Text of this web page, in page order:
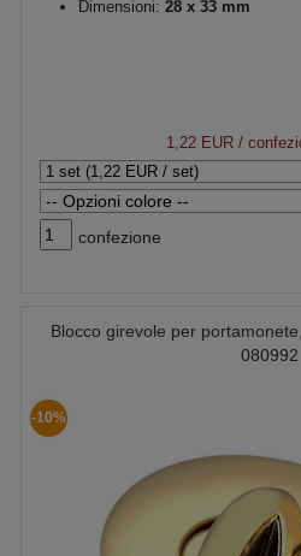
Dimensioni: 28 x 33 mm
1,22 EUR /
confezione
Blocco girevole per
080992
-10%